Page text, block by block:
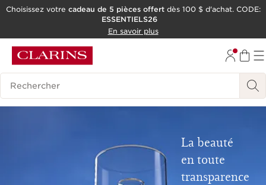
ALLER AU CONTENU
OUTIL D'ACCESSIBILITÉ
Choisissez votre cadeau de 5 pièces offertdès 100 $ d'achat. CODE:
ESSENTIELS26
En savoir plus
Historique des recherches
La beauté
en toute
transparence